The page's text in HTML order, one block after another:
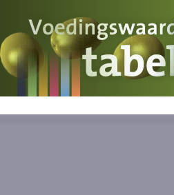
Voedingswaarde
Wat is wat?